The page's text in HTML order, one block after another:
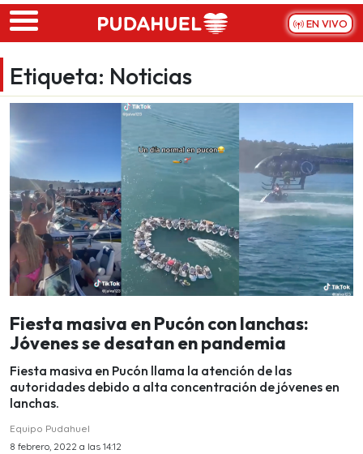
Skip to main content
EN VIVO
Etiqueta: Noticias
Fiesta masiva en Pucón con lanchas:
Jóvenes se desatan en pandemia
Fiesta masiva en Pucón llama la atención de las
autoridades debido a alta concentración de jóvenes en
lanchas.
Equipo Pudahuel
8 febrero, 2022 a las 14:12